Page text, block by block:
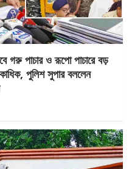
পাচার ও রূপো পাচারে বড়
পুলিশ সুপার বললেন